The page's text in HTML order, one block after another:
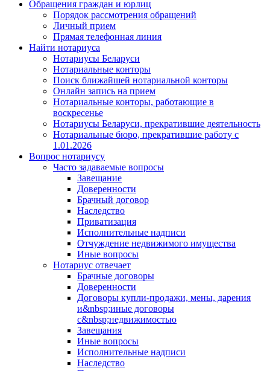
Обращения граждан и юрлиц
Порядок рассмотрения обращений
Личный прием
Прямая телефонная линия
Найти нотариуса
Нотариусы Беларуси
Нотариальные конторы
Поиск ближайшей нотариальной конторы
Онлайн запись на прием
Нотариальные конторы, работающие в
воскресенье
Нотариусы Беларуси, прекратившие деятельность
Нотариальные бюро, прекратившие работу с
1.01.2026
Вопрос нотариусу
Часто задаваемые вопросы
Завещание
Доверенности
Брачный договор
Наследство
Приватизация
Исполнительные надписи
Отчуждение недвижимого имущества
Иные вопросы
Нотариус отвечает
Брачные договоры
Доверенности
Договоры купли-продажи, мены, дарения
и&nbsp;иные договоры
с&nbsp;недвижимостью
Завещания
Иные вопросы
Исполнительные надписи
Наследство